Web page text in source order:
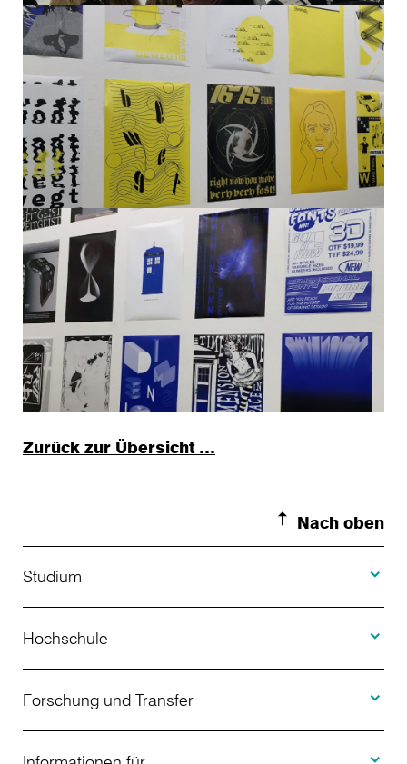
Zurück zur Übersicht …
Nach oben
Studium
Studienangebot
Bewerbung
Studienberatung
Hochschule
Über uns
Aktuelles
Forschung und Transfer